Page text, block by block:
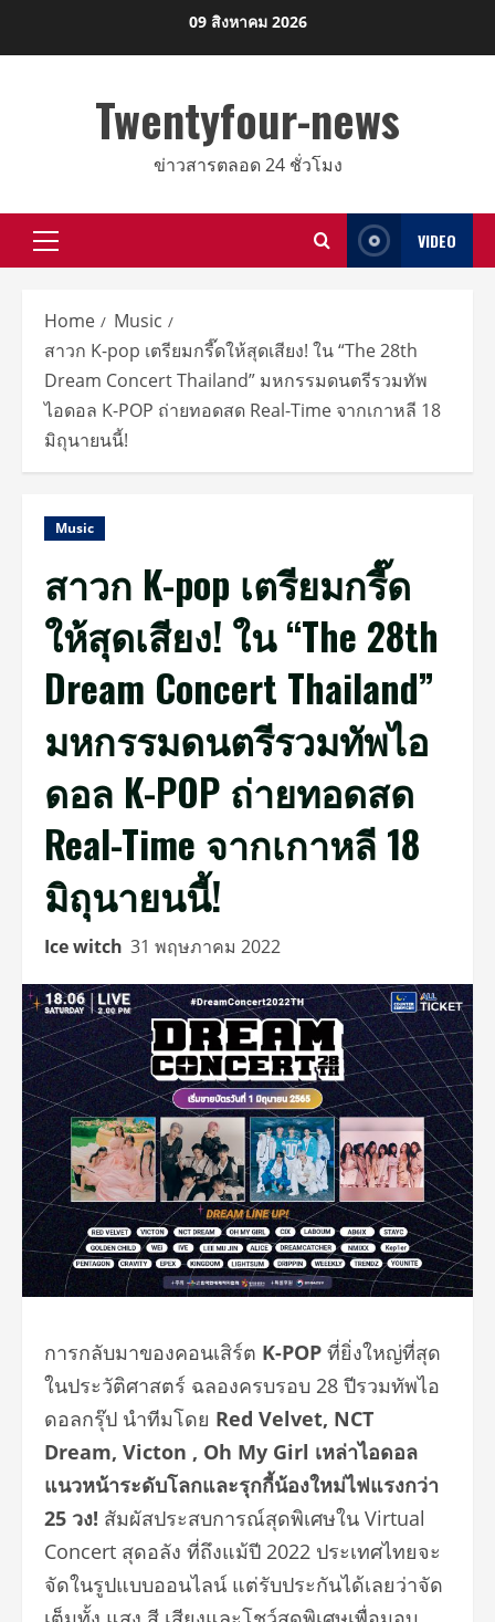
09 สิงหาคม 2026
Twentyfour-news
ข่าวสารตลอด 24 ชั่วโมง
Primary
VIDEO
Home
Music
สาวก K-pop เตรียมกรี๊ดให้สุดเสียง! ใน “The 28th
Dream Concert Thailand” มหกรรมดนตรีรวมทัพ
ไอดอล K-POP ถ่ายทอดสด Real-Time จากเกาหลี 18
มิถุนายนนี้!
Music
สาวก K-pop เตรียมกรี๊ด
ให้สุดเสียง! ใน “The 28th
Dream Concert Thailand”
มหกรรมดนตรีรวมทัพไอ
ดอล K-POP ถ่ายทอดสด
Real-Time จากเกาหลี 18
มิถุนายนนี้!
Ice witch 31 พฤษภาคม 2022
การกลับมาของคอนเสิร์ต K-POP ที่ยิ่งใหญ่ที่สุด
ในประวัติศาสตร์ ฉลองครบรอบ 28 ปีรวมทัพไอ
ดอลกรุ๊ป นำทีมโดย Red Velvet, NCT
Dream, Victon , Oh My Girl เหล่าไอดอล
แนวหน้าระดับโลกและรุกกี้น้องใหม่ไฟแรงกว่า
25 วง! สัมผัสประสบการณ์สุดพิเศษใน Virtual
Concert สุดอลัง ที่ถึงแม้ปี 2022 ประเทศไทยจะ
จัดในรูปแบบออนไลน์ แต่รับประกันได้เลยว่าจัด